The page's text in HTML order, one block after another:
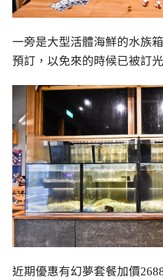
一旁是大型活體海鮮的水族
預訂，以免來的時候已被訂
近期優惠有幻夢套餐加價